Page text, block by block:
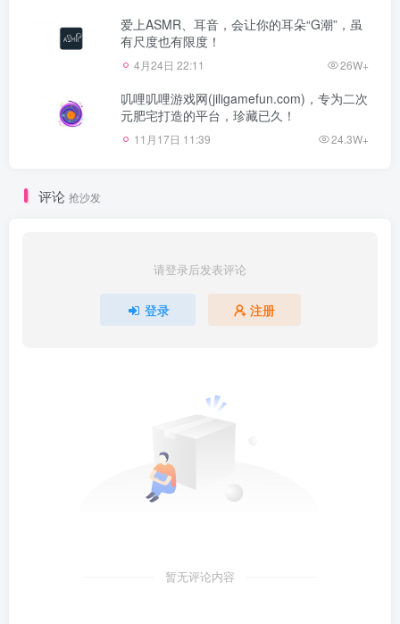
爱上ASMR、耳音，会让你的耳朵“G潮”，虽
有尺度也有限度！
4月24日 22:11 26W+
叽哩叽哩游戏网(jiligamefun.com)，专为二次
元肥宅打造的平台，珍藏已久！
11月17日 11:39 24.3W+
评论 抢沙发
请登录后发表评论
登录 注册
暂无评论内容